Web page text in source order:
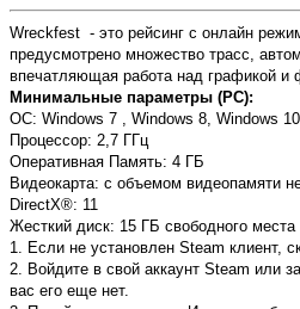
Wreckfest - это рейсинг с онлайн
предусмотрено множество трасс,
впечатляющая работа над графикой и
Минимальные параметры (PC):
OC: Windows 7 , Windows 8, Windows 10
Процессор: 2,7 ГГц
Оперативная Память: 4 ГБ
Видеокарта: с объемом видеопамяти
DirectX®: 11
Жесткий диск: 15 ГБ свободного места
1. Если не установлен Steam клиент,
2. Войдите в свой аккаунт Steam или
вас его еще нет.